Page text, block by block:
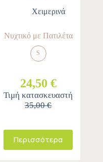
Χειμερινά
Νυχτικό με Πατιλέτα
S
24,50 €
Τιμή κατασκευαστή
35,00 €
Περισσότερα